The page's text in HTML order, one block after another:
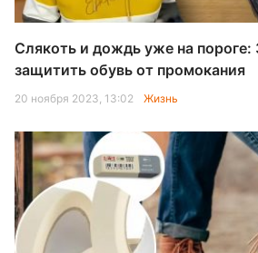
Слякоть и дождь уже на пороге:
защитить обувь от промокания
20 ноября 2023, 13:02 Жизнь